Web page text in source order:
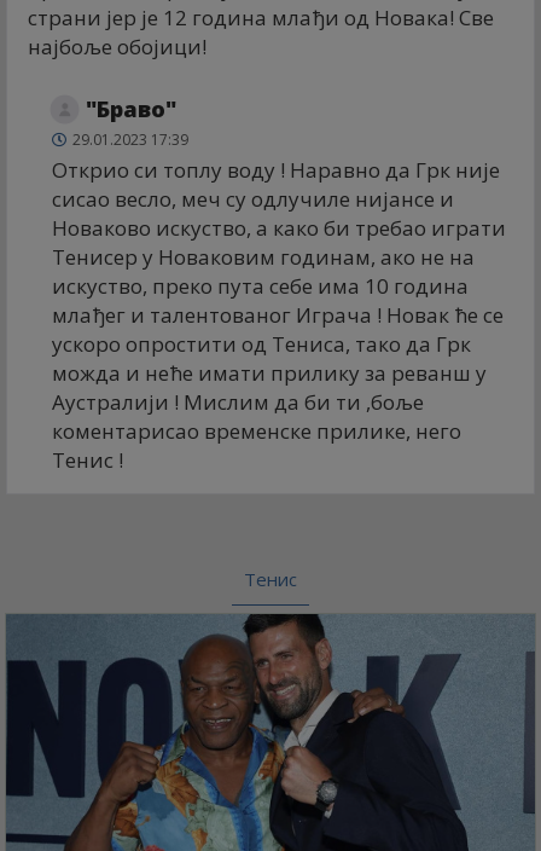
страни јер је 12 година млађи од Новака! Све
најбоље обојици!
"Браво"
29.01.2023 17:39
Открио си топлу воду ! Наравно да Грк није
сисао весло, меч су одлучиле нијансе и
Новаково искуство, а како би требао играти
Тенисер у Новаковим годинам, ако не на
искуство, преко пута себе има 10 година
млађег и талентованог Играча ! Новак ће се
ускоро опростити од Тениса, тако да Грк
можда и неће имати прилику за реванш у
Аустралији ! Мислим да би ти ,боље
коментарисао временске прилике, него
Тенис !
Тенис